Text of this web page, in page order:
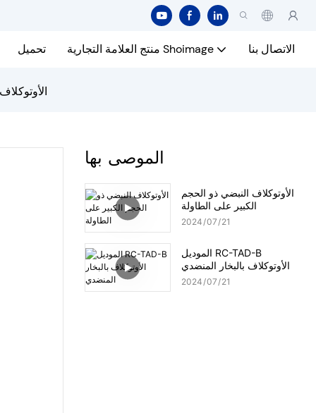
تحميل منتج العلامة التجارية Shoimage الاتصال بنا
الموصى بها
الأوتوكلاف النبضي ذو الحجم
الكبير على الطاولة
2024 07 21
الموديل RC-TAD-B
الأوتوكلاف بالبخار المنضدي
2024 07 21